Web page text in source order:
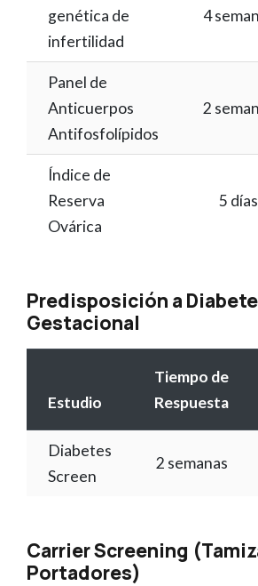
genética de
infertilidad
4
Panel de
Anticuerpos
Antifosfolípidos
2
Índice de
Reserva
Ovárica
5 días
Predisposición a
Gestacional
Estudio
Tiempo de
Respuesta
Diabetes
Screen
2 semanas
Carrier Screening
Portadores)